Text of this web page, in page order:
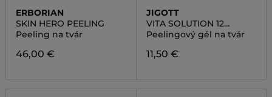
ERBORIAN
SKIN HERO PEELING
Peeling na tvár
46,00 €
JIGOTT
VITA SOLUTION 12
CALMING. PEELING GEL
Peelingový gél na tvár
11,50 €